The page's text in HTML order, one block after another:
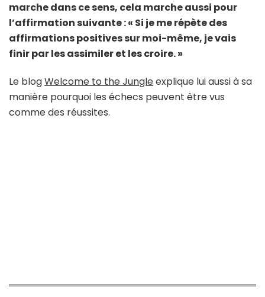
marche dans ce sens, cela marche aussi pour
l’affirmation suivante : « Si je me répète des
affirmations positives sur moi-même, je vais
finir par les assimiler et les croire. »
Le blogWelcome to the Jungleexplique lui aussi à sa
manière pourquoi les échecs peuvent être vus
comme des réussites.